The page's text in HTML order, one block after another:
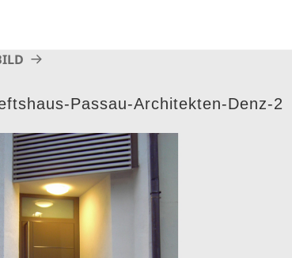
Passau-Architekten-Denz-2